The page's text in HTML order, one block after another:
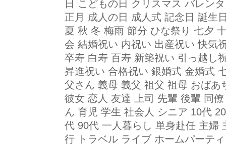
日 こどもの日 クリスマス バレン
正月 成人の日 成人式 記念日 誕生
夏 秋 冬 梅雨 節分 ひな祭り 七夕
会 結婚祝い 内祝い 出産祝い 快気
卒寿 白寿 百寿 新築祝い 引っ越し
昇進祝い 合格祝い 銀婚式 金婚式
父さん 義母 義父 祖父 祖母 おば
彼女 恋人 友達 上司 先輩 後輩 同
ん 育児 学生 社会人 シニア 10代
代 90代 一人暮らし 単身赴任 主婦
行 トラベル ライブ ホームパーテ